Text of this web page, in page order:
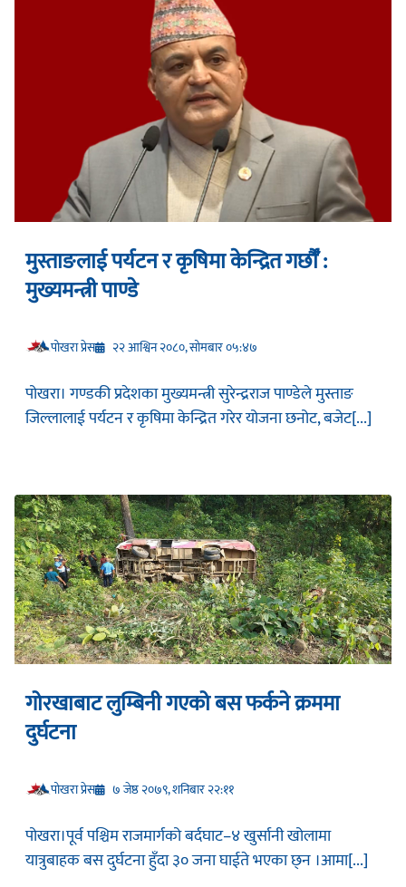
मुस्ताङलाई पर्यटन र कृषिमा केन्द्रित गर्छौँ :
मुख्यमन्त्री पाण्डे
प‍ोखरा प्रेस २२ आश्विन २०८०, सोमबार ०५:४७
पोखरा। गण्डकी प्रदेशका मुख्यमन्त्री सुरेन्द्रराज पाण्डेले मुस्ताङ
जिल्लालाई पर्यटन र कृषिमा केन्द्रित गरेर योजना छनोट, बजेट[...]
गोरखाबाट लुम्बिनी गएको बस फर्कने क्रममा
दुर्घटना
प‍ोखरा प्रेस ७ जेष्ठ २०७९, शनिबार २२:११
पोखरा।पूर्व पश्चिम राजमार्गको बर्दघाट–४ खुर्सानी खोलामा
यात्रुबाहक बस दुर्घटना हुँदा ३० जना घाईते भएका छ्न ।आमा[...]